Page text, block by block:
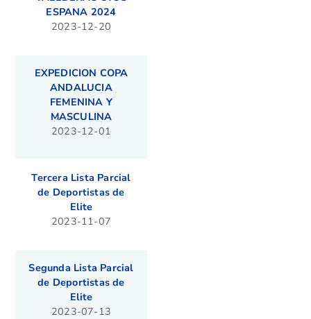
ESPANA 2024
2023-12-20
EXPEDICION COPA
ANDALUCIA
FEMENINA Y
MASCULINA
2023-12-01
Tercera Lista Parcial
de Deportistas de
Elite
2023-11-07
Segunda Lista Parcial
de Deportistas de
Elite
2023-07-13